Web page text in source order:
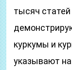
тысяч
куркумы и
указывают